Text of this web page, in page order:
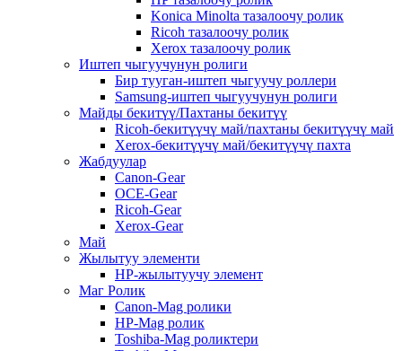
Konica Minolta тазалоочу ролик
Ricoh тазалоочу ролик
Xerox тазалоочу ролик
Иштеп чыгуучунун ролиги
Бир тууган-иштеп чыгуучу роллери
Samsung-иштеп чыгуучунун ролиги
Майды бекитүү/Пахтаны бекитүү
Ricoh-бекитүүчү май/пахтаны бекитүүчү май
Xerox-бекитүүчү май/бекитүүчү пахта
Жабдуулар
Canon-Gear
OCE-Gear
Ricoh-Gear
Xerox-Gear
Май
Жылытуу элементи
HP-жылытуучу элемент
Маг Ролик
Canon-Mag ролики
HP-Mag ролик
Toshiba-Mag роликтери